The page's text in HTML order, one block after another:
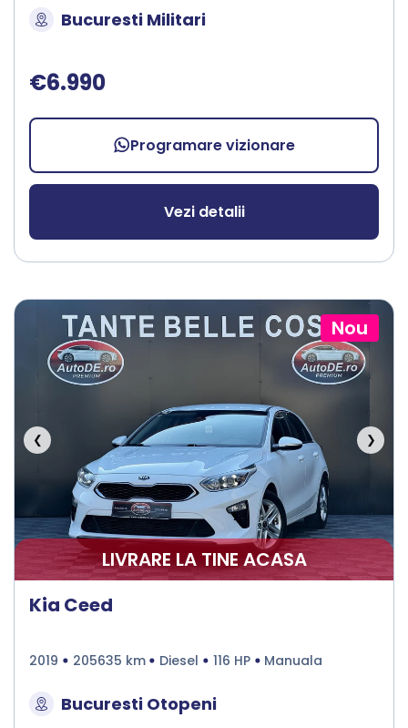
Bucuresti Militari
€6.990
Programare vizionare
Vezi detalii
Nou
❮ ❯
LIVRARE LA TINE ACASA
Kia Ceed
2019 205635 km Diesel 116 HP Manuala
Bucuresti Otopeni